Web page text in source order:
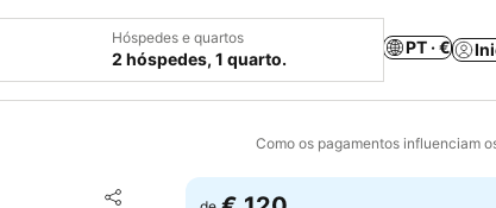
Hóspedes e quartos
2 hóspedes, 1 quarto.
PT · €
Como os pagamentos influenciam
Adicionar aos favoritos